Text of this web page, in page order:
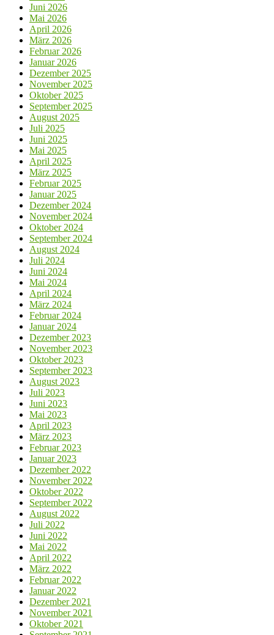
Juni 2026
Mai 2026
April 2026
März 2026
Februar 2026
Januar 2026
Dezember 2025
November 2025
Oktober 2025
September 2025
August 2025
Juli 2025
Juni 2025
Mai 2025
April 2025
März 2025
Februar 2025
Januar 2025
Dezember 2024
November 2024
Oktober 2024
September 2024
August 2024
Juli 2024
Juni 2024
Mai 2024
April 2024
März 2024
Februar 2024
Januar 2024
Dezember 2023
November 2023
Oktober 2023
September 2023
August 2023
Juli 2023
Juni 2023
Mai 2023
April 2023
März 2023
Februar 2023
Januar 2023
Dezember 2022
November 2022
Oktober 2022
September 2022
August 2022
Juli 2022
Juni 2022
Mai 2022
April 2022
März 2022
Februar 2022
Januar 2022
Dezember 2021
November 2021
Oktober 2021